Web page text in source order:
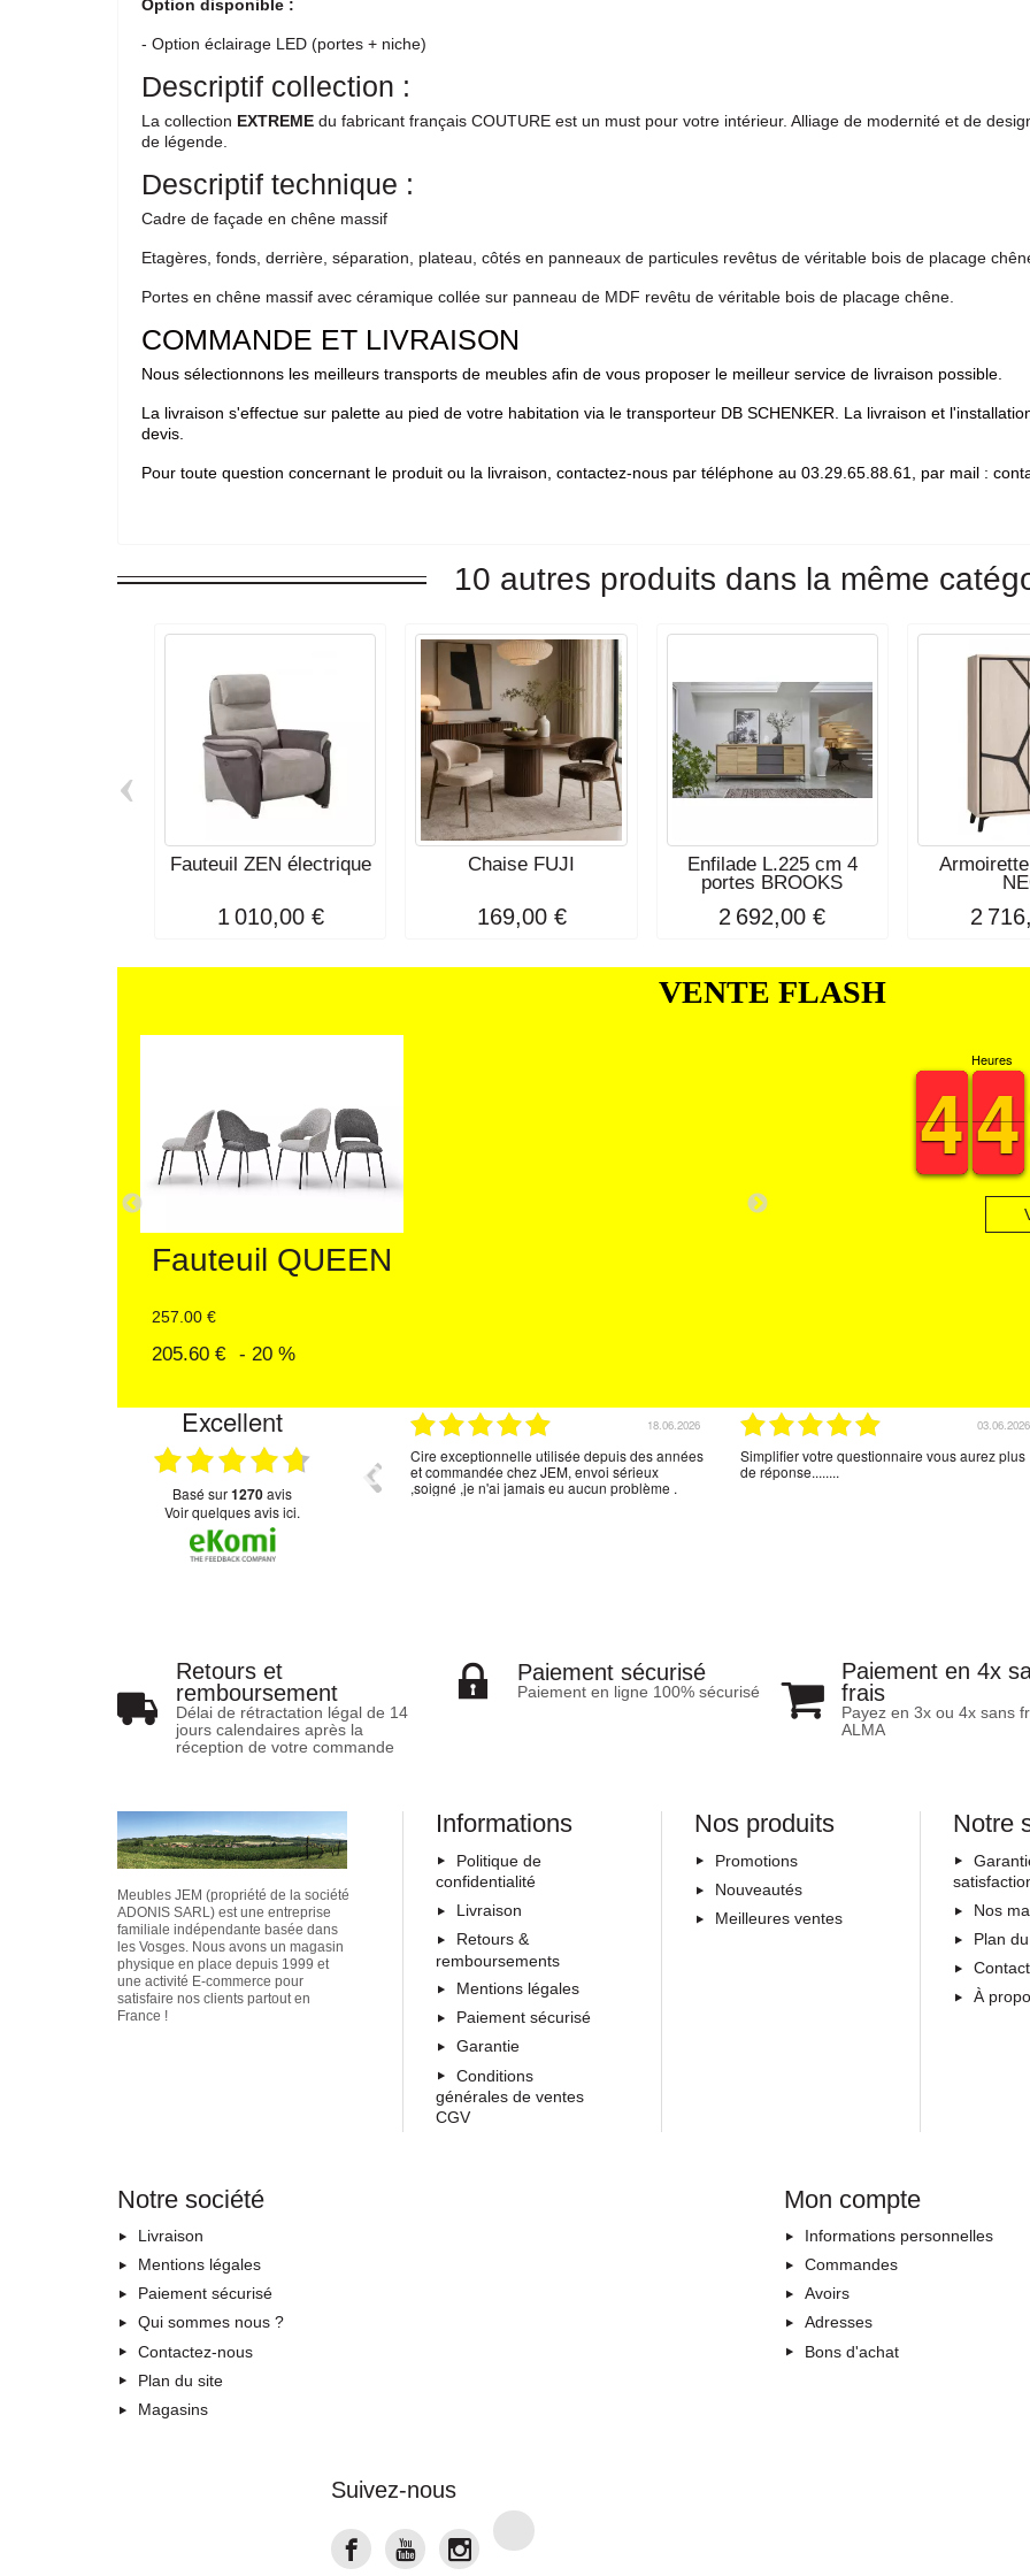
Option disponible :
- Option éclairage LED (portes + niche)
Descriptif collection :
La collection EXTREME du fabricant français COUTURE est un must pour votre intérieur. Alliage de modernité et de
de légende.
Descriptif technique :
Cadre de façade en chêne massif
Etagères, fonds, derrière, séparation, plateau, côtés en panneaux de particules revêtus de véritable bois de placage
Portes en chêne massif avec céramique collée sur panneau de MDF revêtu de véritable bois de placage chêne.
COMMANDE ET LIVRAISON
Nous sélectionnons les meilleurs transports de meubles afin de vous proposer le meilleur service de livraison possible.
La livraison s'effectue sur palette au pied de votre habitation via le transporteur DB SCHENKER. La livraison et
devis.
Pour toute question concernant le produit ou la livraison, contactez-nous par téléphone au 03.29.65.88.61, par mail :
10 autres produits dans la même
Fauteuil ZEN électrique
1 010,00 €
Chaise FUJI
169,00 €
Enfilade L.225 cm 4
portes BROOKS
2 692,00 € 2
‹
VENTE FLASH
CHAISE SANDRA
Heures
3
3
4
43
3
4
4
Excellent
basé sur1270avis
Voir quelques avis ici.
Correspond bien à mes attentes.
18.06.2026
Cire exceptionnelle utilisée depuis des années
et commandée chez JEM, envoi sérieux
,soigné ,je n'ai jamais eu aucun problème .
03.06.2026
Simplifier votre questionnaire vous aurez plus
de réponse........
Retours et
remboursement
Délai de rétractation légal de 14
jours calendaires après la
réception de votre commande
Paiement sécurisé
Paiement en ligne 100% sécurisé
Paiement en 4x
frais
Payez en 3x ou 4x sans
ALMA
Meubles JEM (propriété de la société
ADONIS SARL) est une entreprise
familiale indépendante basée dans
les Vosges. Nous avons un magasin
physique en place depuis 1999 et
une activité E-commerce pour
satisfaire nos clients partout en
France !
Informations
Politique de
confidentialité
Livraison
Retours &
remboursements
Mentions légales
Paiement sécurisé
Garantie
Conditions
générales de ventes
CGV
Nos produits
Promotions
Nouveautés
Meilleures ventes
Notre
Nos
Plan
À
Notre société
Livraison
Mentions légales
Paiement sécurisé
Qui sommes nous ?
Contactez-nous
Plan du site
Magasins
Mon compte
Informations personnelles
Commandes
Avoirs
Adresses
Bons d'achat
Suivez-nous